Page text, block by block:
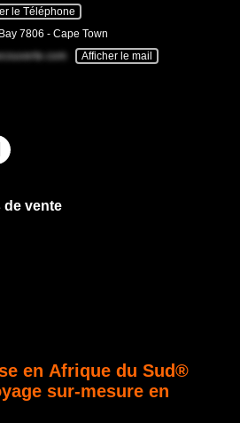
le Téléphone
7806 - Cape Town
Afficher le mail
de vente
en Afrique du Sud®
sur-mesure en